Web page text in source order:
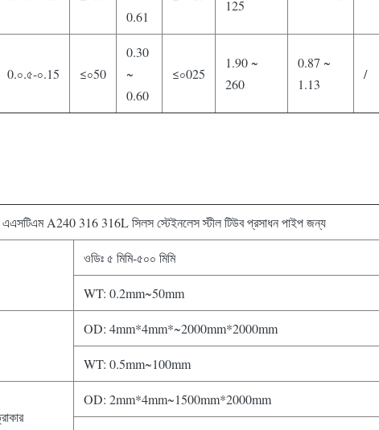
0.61
125
0.০.৫-০.15 ≤০50
0.30
~
0.60
≤০025
1.90 ~
260
0.87 ~
1.13
/
এএসটিএম A240 316 316L সিলস স্টেইনলেস স্টীল টিউব প্রসাধন পাইপ জন্য
ওডিঃ ৫ মিমি-৫০০ মিমি
WT: 0.2mm~50mm
OD: 4mm*4mm*~2000mm*2000mm
WT: 0.5mm~100mm
OD: 2mm*4mm~1500mm*2000mm